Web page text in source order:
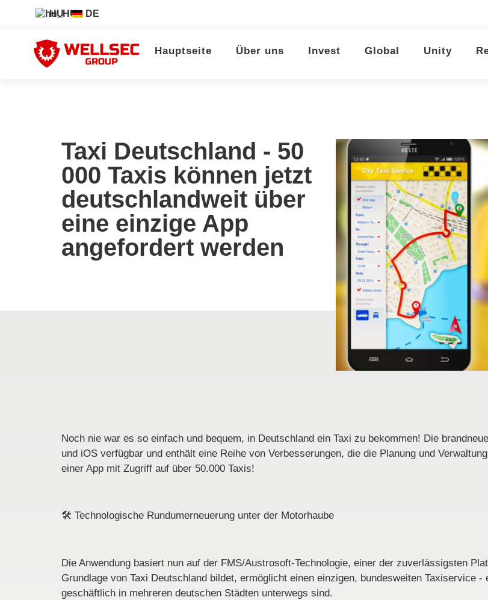
HU DE
Hauptseite Über uns Invest Global Unity
Taxi Deutschland - 50
000 Taxis können jetzt
deutschlandweit über
eine einzige App
angefordert werden
Noch nie war es so einfach und bequem, in Deutschland ein Taxi zu bekommen! Die
und iOS verfügbar und enthält eine Reihe von Verbesserungen, die die Planung und
einer App mit Zugriff auf über 50.000 Taxis!
🛠️ Technologische Rundumerneuerung unter der Motorhaube
Die Anwendung basiert nun auf der FMS/Austrosoft-Technologie, einer der zuverlässigsten
Grundlage von Taxi Deutschland bildet, ermöglicht einen einzigen, bundesweiten Taxiservice
geschäftlich in mehreren deutschen Städten unterwegs sind.